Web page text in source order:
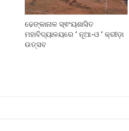
ଢେଙ୍କାନାଳ ସ୍ଵଂୟଶାସିତ
ମହାବିଦ୍ୟାଳୟରେ ‘ ନୂଆ-ଓ ‘ କ୍ରୀଡ଼ା
ଉତ୍ସବ